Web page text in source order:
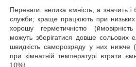
Переваги: велика ємність, а значить і
служби; краще працюють при
хорошу герметичністю
можуть зберігатися довше сольових
швидкість саморозряду у них нижче
при кімнатній температурі втрати
10%).